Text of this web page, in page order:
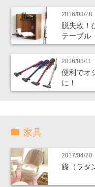
2016/03/28
脱失敗！
テーブル
2016/03/11
便利でオ
に！
家具
2017/04/20
籐（ラタ